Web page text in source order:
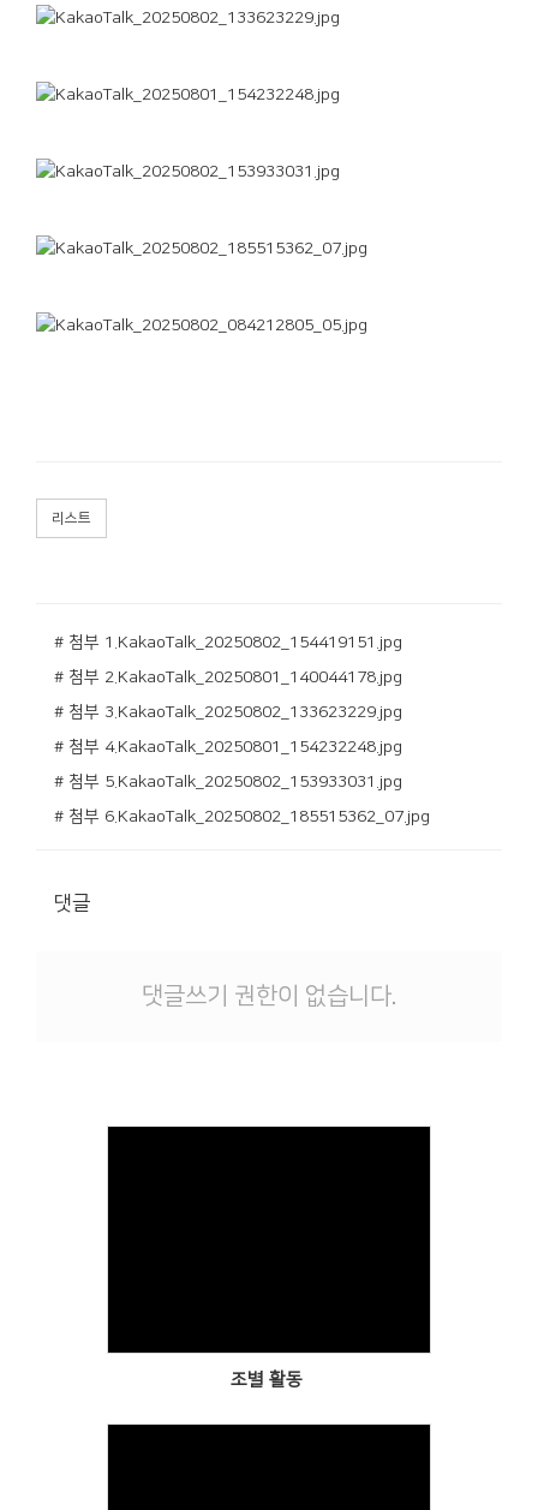
리스트
# 첨부 1.KakaoTalk_20250802_154419151.jpg
# 첨부 2.KakaoTalk_20250801_140044178.jpg
# 첨부 3.KakaoTalk_20250802_133623229.jpg
# 첨부 4.KakaoTalk_20250801_154232248.jpg
# 첨부 5.KakaoTalk_20250802_153933031.jpg
# 첨부 6.KakaoTalk_20250802_185515362_07.jpg
댓글
댓글쓰기 권한이 없습니다.
조별 활동